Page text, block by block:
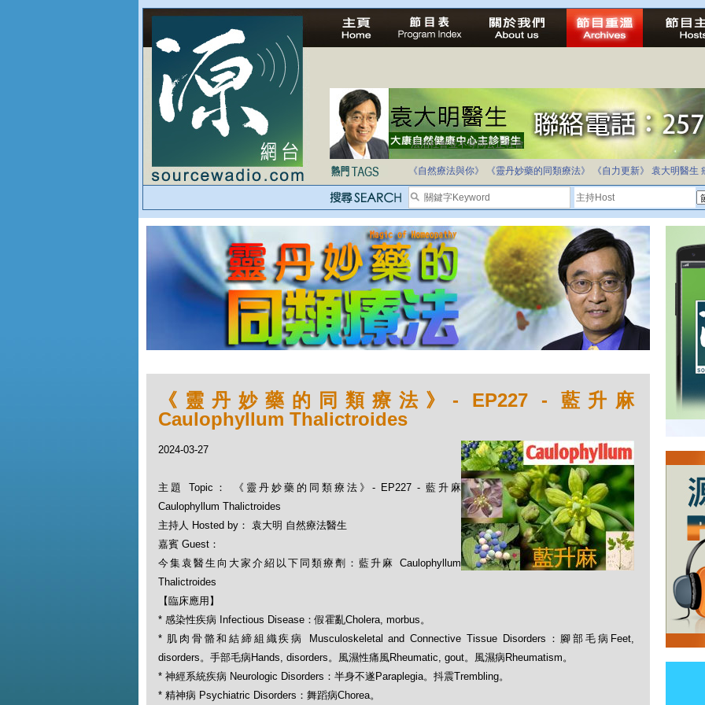
法治社會並不等同公正社會
自家教育合法化-推動多元化教育，全民學卷制
《自然療法與你》
《靈丹妙藥的同類療法》 《自力更新》 袁大明醫生
《靈丹妙藥的同類療法》- EP227 - 藍升麻
Caulophyllum Thalictroides
2024-03-27
主題 Topic： 《靈丹妙藥的同類療法》- EP227 - 藍升麻
Caulophyllum Thalictroides
主持人 Hosted by： 袁大明 自然療法醫生
嘉賓 Guest：
今集袁醫生向大家介紹以下同類療劑：藍升麻 Caulophyllum
Thalictroides
【臨床應用】
* 感染性疾病 Infectious Disease：假霍亂Cholera, morbus。
* 肌肉骨骼和結締組織疾病 Musculoskeletal and Connective Tissue Disorders：腳部毛病Feet,
disorders。手部毛病Hands, disorders。風濕性痛風Rheumatic, gout。風濕病Rheumatism。
* 神經系統疾病 Neurologic Disorders：半身不遂Paraplegia。抖震Trembling。
* 精神病 Psychiatric Disorders：舞蹈病Chorea。